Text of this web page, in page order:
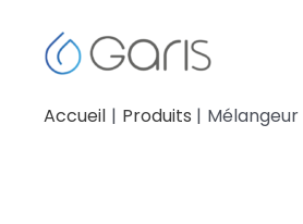
Accueil Produits